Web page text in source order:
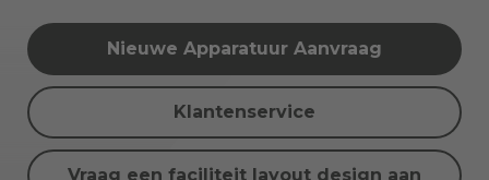
Nieuwe Apparatuur Aanvraag
Klantenservice
Vraag een faciliteit layout design aan